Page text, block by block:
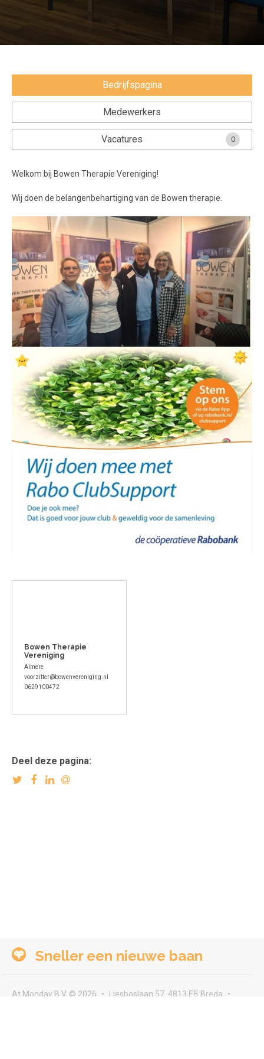
Veelgestelde vragen
Bedrijfspagina
Medewerkers
Vacatures 0
Welkom bij Bowen Therapie Vereniging!
Wij doen de belangenbehartiging van de Bowen therapie.
Bowen Therapie
Vereniging
Almere
voorzitter@bowenvereniging.nl
0629100472
Deel deze pagina:
Sneller een nieuwe baan
At Monday B.V. © 2026
Liesboslaan 57, 4813 EB Breda